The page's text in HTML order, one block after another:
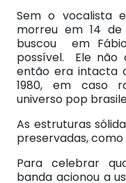
Sem o vocalista
morreu em 14
buscou em
possível. Ele não
então era intacta
1980, em caso
universo pop
As estruturas
preservadas,
Para celebrar
banda acionou a